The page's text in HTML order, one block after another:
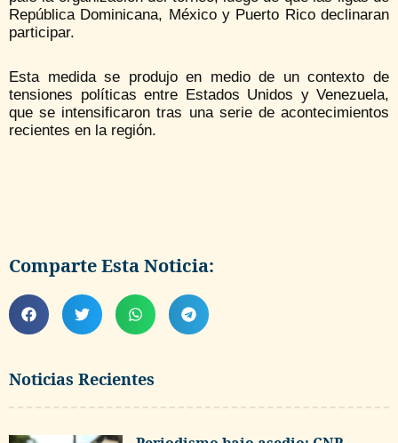
Noticias Recientes
República Dominicana, México y Puerto Rico declinaran
participar.
Esta medida se produjo en medio de un contexto de
tensiones políticas entre Estados Unidos y Venezuela,
que se intensificaron tras una serie de acontecimientos
recientes en la región.
Comparte Esta Noticia: